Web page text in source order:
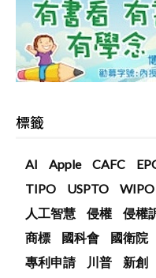
標籤
AI Apple CAFC
TIPO
USPTO WIPO
人工智慧
侵權 侵權
商標
國科會 國衛院
專利申請
川普 新創